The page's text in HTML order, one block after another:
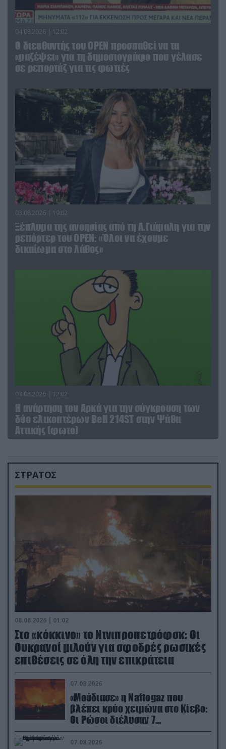
04.08.2026 | 12:02
O διευθυντής του OPEN προσπαθεί να τα
«μαζέψει» για τη δημοσιογράφο που γέλασε
σε ρεπορτάζ για τις φωτιές
03.08.2026 | 19:02
Ξέπλυμα της ανοησίας από τη Α.Γιάμαλη για την
ρεπόρτερ του ΟΡΕΝ: «Όλοι να έχουμε
δικαίωμα στο λάθος»
03.08.2026 | 12:02
Η ανάρτηση του Αρκά για την σύγκρουση των
δύο ελικοπτέρων Bell 214ST στην Ψάθα
Αττικής (φωτο)
ΣΤΡΑΤΟΣ
08.08.2026 | 01:02
Στο «κόκκινο» το Ντνιπροπετρόφσκ: Οι
Ουκρανοί μιλούν για σφοδρές ρωσικές
επιθέσεις σε όλη την επικράτεια
07.08.2026
«Μούδιασε» η Naftogaz που
βλέπει κρύο χειμώνα στο Κίεβο:
Οι Ρώσοι διέλυσαν 7
εγκαταστάσεις του ουκρανικού
κολοσσού!
07.08.2026